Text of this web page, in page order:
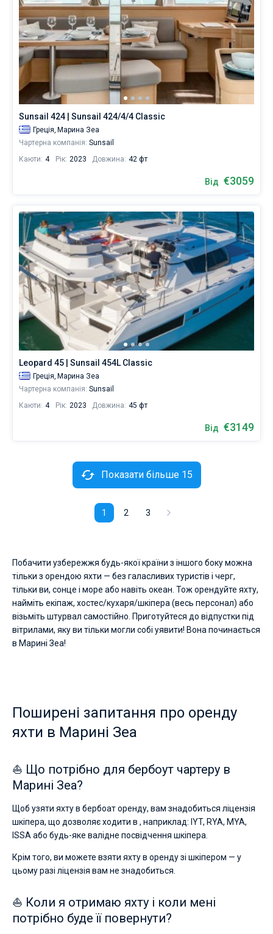
Sunsail 424 | Sunsail 424/4/4 Classic
Греція, Марина Зеа
Чартерна компанія: Sunsail
Каюти: 4 Рік: 2023 Довжина: 42 фт
Від €3059
Leopard 45 | Sunsail 454L Classic
Греція, Марина Зеа
Чартерна компанія: Sunsail
Каюти: 4 Рік: 2023 Довжина: 45 фт
Від €3149
1 2 3
Показати більше 15
Побачити узбережжя будь-якої країни з іншого боку можна
тільки з орендою яхти — без галасливих туристів і черг,
тільки ви, сонце і море або навіть океан. Тож орендуйте яхту,
найміть екіпаж, хостес/кухаря/шкіпера (весь персонал) або
візьміть штурвал самостійно. Приготуйтеся до відпустки під
вітрилами, яку ви тільки могли собі уявити! Вона починається
в Марині Зеа!
Поширені запитання про оренду
яхти в Марині Зеа
⛵ Що потрібно для бербоут чартеру в
Марині Зеа?
Щоб узяти яхту в бербоат оренду, вам знадобиться ліцензія
шкіпера, що дозволяє ходити в , наприклад: IYT, RYA, MYA,
ISSA або будь-яке валідне посвідчення шкіпера.
Крім того, ви можете взяти яхту в оренду зі шкіпером — у
цьому разі ліцензія вам не знадобиться.
⛵ Коли я отримаю яхту і коли мені
потрібно буде її повернути?